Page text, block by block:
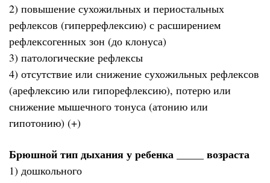
2) повышение сухожильных и периостальных
рефлексов (гиперрефлексию) с расширением
рефлексогенных зон (до клонуса)
3) патологические рефлексы
4) отсутствие или снижение сухожильных рефлексов
(арефлексию или гипорефлексию), потерю или
снижение мышечного тонуса (атонию или
гипотонию) (+)
Брюшной тип дыхания у ребенка _____ возраста
1) дошкольного